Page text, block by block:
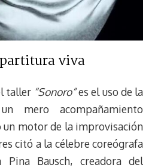
viva
taller“Sonoro”es el uso de la
mero acompañamiento
motor de la improvisación
citó a la célebre coreógrafa
Bausch, creadora del